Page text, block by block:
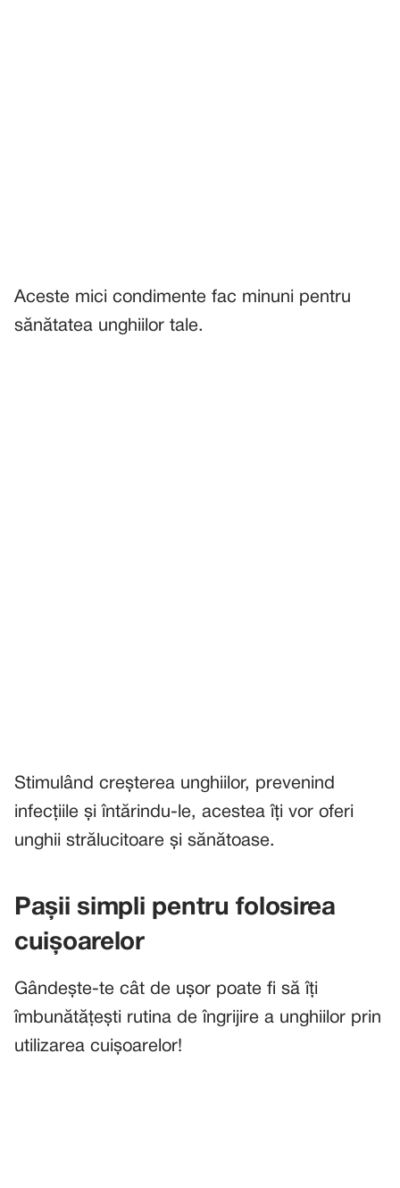
Aceste mici condimente fac minuni pentru
sănătatea unghiilor tale.
Stimulând creșterea unghiilor, prevenind
infecțiile și întărindu-le, acestea îți vor oferi
unghii strălucitoare și sănătoase.
Pașii simpli pentru folosirea
cuișoarelor
Gândește-te cât de ușor poate fi să îți
îmbunătățești rutina de îngrijire a unghiilor prin
utilizarea cuișoarelor!